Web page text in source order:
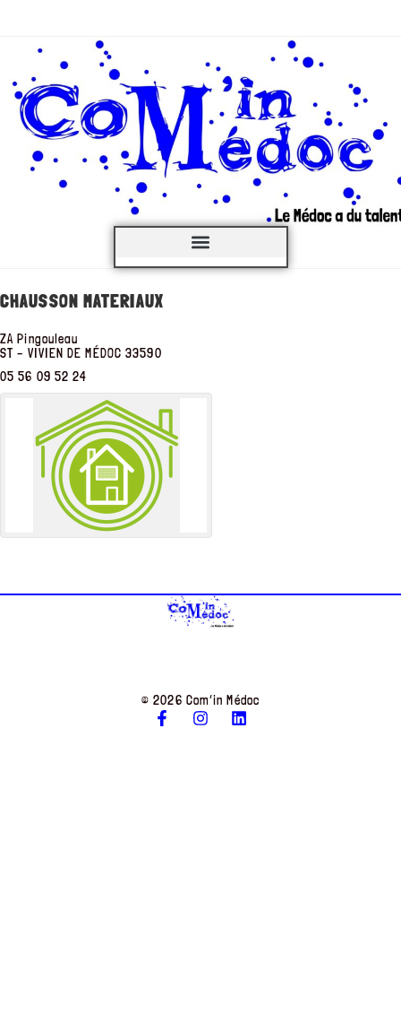
CHAUSSON MATERIAUX
ZA Pingouleau
ST – VIVIEN DE MÉDOC 33590
05 56 09 52 24
© 2026 Com’in Médoc